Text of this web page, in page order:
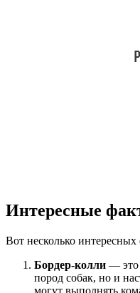
Интересные
Вот несколько
Бордер-колли — это
пород собак, но и
могут выполнять